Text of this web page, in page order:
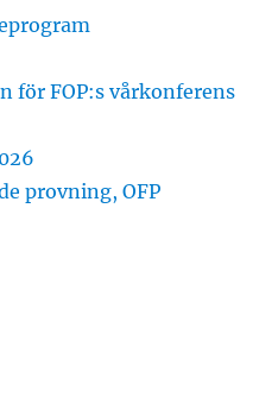
för FOP:s vårkonferens
provning, OFP